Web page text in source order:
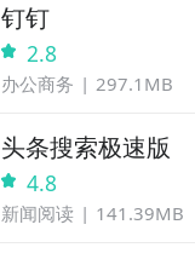
钉钉
2.8
办公商务 297.1MB
头条搜索极速版
4.8
新闻阅读 141.39MB